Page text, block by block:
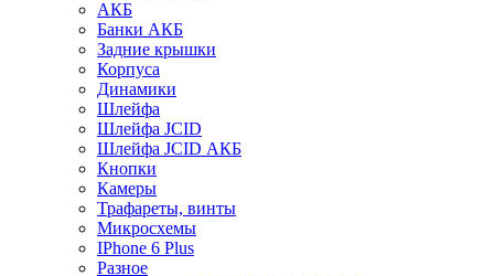
АКБ
Банки АКБ
Задние крышки
Корпуса
Динамики
Шлейфа
Шлейфа JCID
Шлейфа JCID АКБ
Кнопки
Камеры
Трафареты, винты
Микросхемы
IPhone 6 Plus
Разное